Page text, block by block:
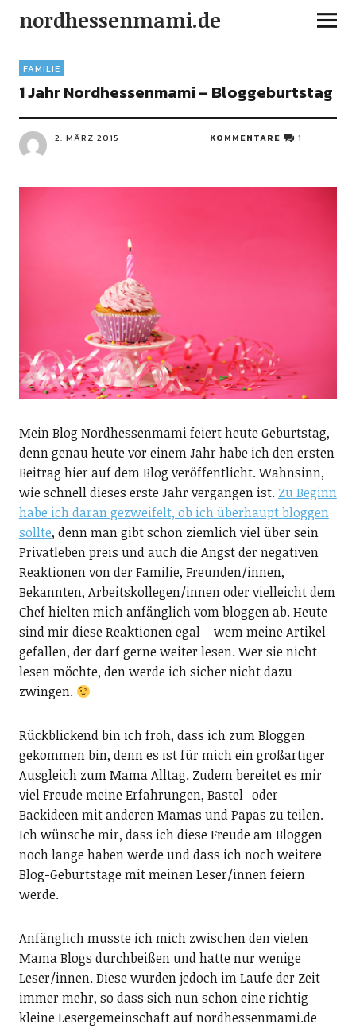
nordhessenmami.de
FAMILIE
1 Jahr Nordhessenmami – Bloggeburtstag
2. MÄRZ 2015 KOMMENTARE 1
Mein Blog Nordhessenmami feiert heute Geburtstag,
denn genau heute vor einem Jahr habe ich den ersten
Beitrag hier auf dem Blog veröffentlicht.Wahnsinn,
wie schnell dieses erste Jahr vergangen ist. Zu Beginn
habe ich daran gezweifelt, ob ich überhaupt bloggen
sollte, denn man gibt schon ziemlich viel über sein
Privatleben preis und auch die Angst der negativen
Reaktionen von der Familie, Freunden/innen,
Bekannten, Arbeitskollegen/innen oder vielleicht dem
Chef hielten mich anfänglich vom bloggen ab. Heute
sind mir diese Reaktionen egal – wem meine Artikel
gefallen, der darf gerne weiter lesen. Wer sie nicht
lesen möchte, den werde ich sicher nicht dazu
zwingen.
Rückblickend bin ich froh, dass ich zum Bloggen
gekommen bin, denn es ist für mich ein großartiger
Ausgleich zum Mama Alltag. Zudem bereitet es mir
viel Freude meine Erfahrungen, Bastel- oder
Backideen mit anderen Mamas und Papas zu teilen.
Ich wünsche mir, dass ich diese Freude am Bloggen
noch lange haben werde und dass ich noch weitere
Blog-Geburtstage mit meinen Leser/innen feiern
werde.
Anfänglich musste ich mich zwischen den vielen
Mama Blogs durchbeißen und hatte nur wenige
Leser/innen. Diese wurden jedoch im Laufe der Zeit
immer mehr, so dass sich nun schon eine richtig
kleine Lesergemeinschaft auf nordhessenmami.de